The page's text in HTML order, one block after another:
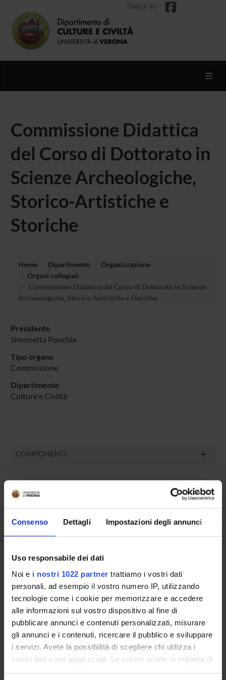
Consenso Dettagli Impostazioni degli annunci
Uso responsabile dei dati
Noi e i nostri 1022 partner trattiamo i vostri dati
personali, ad esempio il vostro numero IP, utilizzando
tecnologie come i cookie per memorizzare e accedere
alle informazioni sul vostro dispositivo al fine di
pubblicare annunci e contenuti personalizzati, misurare
gli annunci e i contenuti, ricercare il pubblico e sviluppare
i servizi. Avete la possibilità di scegliere chi utilizza i
vostri dati e per quali scopi. Le vostre scelte in materia di
privacy sono applicabili solo su questa proprietà digitale
Segui su
Commissione Didattica
del Corso di Dottorato in
Scienze Archeologiche,
Storico-Artistiche e
Storiche
Home Dipartimento
Organizzazione
Organi collegiali
Commissione Didattica del Corso di Dottorato in Scienze
Archeologiche, Storico-Artistiche e Storiche
Presidente
Simonetta Ponchia
Tipo organo
Commissione
Dipartimento
Culture e Civiltà
COMPONENTI
Alessandra Zamperini
SEDUTE E VERBALI
GOVERNANCE
COMMISSIONI